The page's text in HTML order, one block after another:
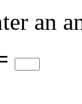
an